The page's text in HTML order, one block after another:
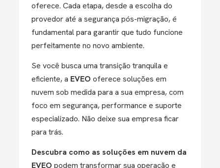
oferece. Cada etapa, desde a escolha do
provedor até a segurança pós-migração, é
fundamental para garantir que tudo funcione
perfeitamente no novo ambiente.
Se você busca uma transição tranquila e
eficiente, a EVEO oferece soluções em
nuvem sob medida para a sua empresa, com
foco em segurança, performance e suporte
especializado. Não deixe sua empresa ficar
para trás.
Descubra como as soluções em nuvem da
EVEO podem transformar sua operação e